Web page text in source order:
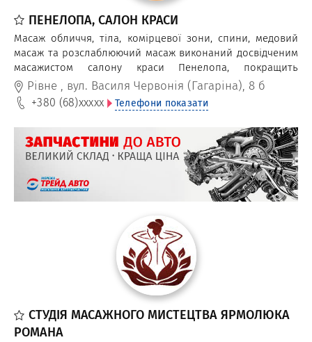
ПЕНЕЛОПА, САЛОН КРАСИ
Масаж обличчя, тіла, комірцевої зони, спини, медовий
масаж та розслаблюючий масаж виконаний досвідченим
масажистом салону краси Пенелопа, покращить
самопочуття, заспокоїть, очистить організм.
Рівне , вул. Василя Червонія (Гагаріна), 8 б
+380 (68)xxxxx Телефони показати
СТУДІЯ МАСАЖНОГО МИСТЕЦТВА ЯРМОЛЮКА
РОМАНА